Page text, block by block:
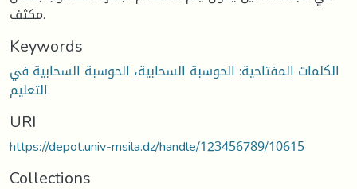
مكثف.
Keywords
الكلمات المفتاحية: الحوسبة السحابية، الحوسبة السحابية في
التعليم.
URI
https://depot.univ-msila.dz/handle/123456789/10615
Collections